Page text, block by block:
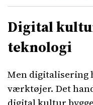
Digital
teknologi
Men digitalisering
værktøjer. Det